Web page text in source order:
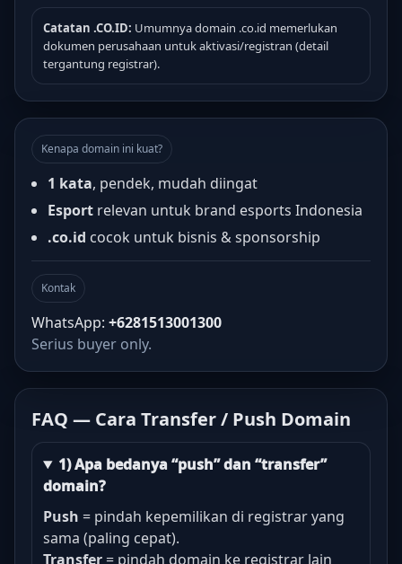
Catatan .CO.ID: Umumnya domain .co.id memerlukan
dokumen perusahaan untuk aktivasi/registran (detail
tergantung registrar).
Kenapa domain ini kuat?
1 kata, pendek, mudah diingat
Esport relevan untuk brand esports Indonesia
.co.id cocok untuk bisnis & sponsorship
Kontak
WhatsApp: +6281513001300
Serius buyer only.
FAQ — Cara Transfer / Push Domain
1) Apa bedanya “push” dan “transfer”
domain?
Push = pindah kepemilikan di registrar yang
sama (paling cepat).
Transfer = pindah domain ke registrar lain